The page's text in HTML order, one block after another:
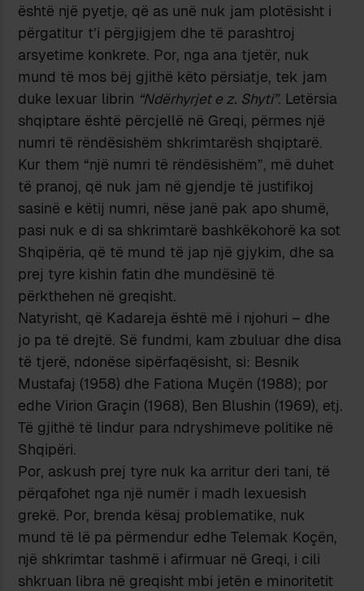
është një pyetje, që as unë nuk jam plotësisht i
përgatitur t’i përgjigjem dhe të parashtroj
arsyetime konkrete. Por, nga ana tjetër, nuk
mund të mos bëj gjithë këto përsiatje, tek jam
duke lexuar librin “Ndërhyrjet e z. Shyti”. Letërsia
shqiptare është përcjellë në Greqi, përmes një
numri të rëndësishëm shkrimtarësh shqiptarë.
Kur them “një numri të rëndësishëm”, më duhet
të pranoj, që nuk jam në gjendje të justifikoj
sasinë e këtij numri, nëse janë pak apo shumë,
pasi nuk e di sa shkrimtarë bashkëkohorë ka sot
Shqipëria, që të mund të jap një gjykim, dhe sa
prej tyre kishin fatin dhe mundësinë të
përkthehen në greqisht.
Natyrisht, që Kadareja është më i njohuri – dhe
jo pa të drejtë. Së fundmi, kam zbuluar dhe disa
të tjerë, ndonëse sipërfaqësisht, si: Besnik
Mustafaj (1958) dhe Fationa Muçën (1988); por
edhe Virion Graçin (1968), Ben Blushin (1969), etj.
Të gjithë të lindur para ndryshimeve politike në
Shqipëri.
Por, askush prej tyre nuk ka arritur deri tani, të
përqafohet nga një numër i madh lexuesish
grekë. Por, brenda kësaj problematike, nuk
mund të lë pa përmendur edhe Telemak Koçën,
një shkrimtar tashmë i afirmuar në Greqi, i cili
shkruan libra në greqisht mbi jetën e minoritetit